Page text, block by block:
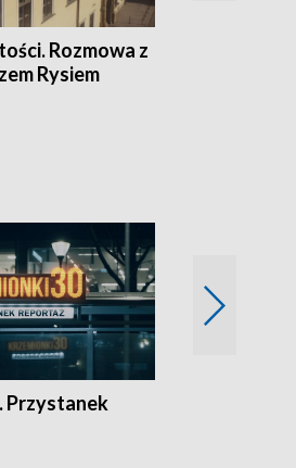
Rozmowa z
Rysiem
Przystanek